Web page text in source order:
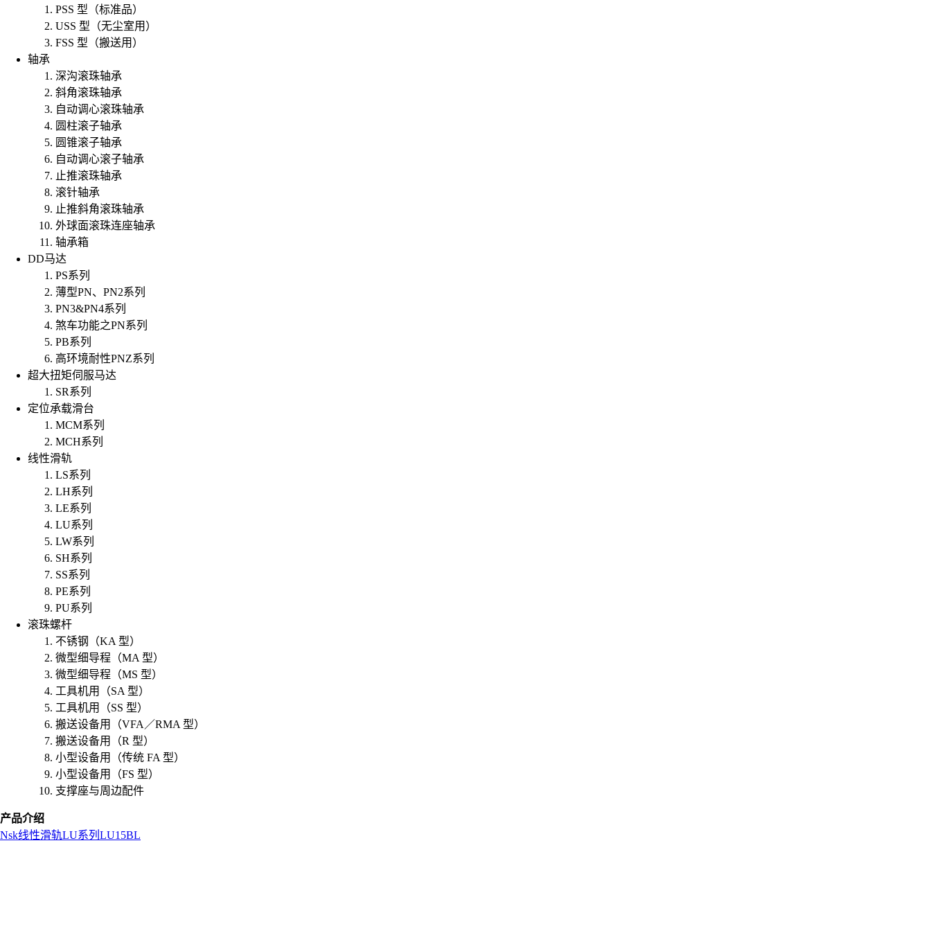
PSS 型（标准品）
USS 型（无尘室用）
FSS 型（搬送用）
轴承
深沟滚珠轴承
斜角滚珠轴承
自动调心滚珠轴承
圆柱滚子轴承
圆锥滚子轴承
自动调心滚子轴承
止推滚珠轴承
滚针轴承
止推斜角滚珠轴承
外球面滚珠连座轴承
轴承箱
DD马达
PS系列
薄型PN、PN2系列
PN3&PN4系列
煞车功能之PN系列
PB系列
高环境耐性PNZ系列
超大扭矩伺服马达
SR系列
定位承载滑台
MCM系列
MCH系列
线性滑轨
LS系列
LH系列
LE系列
LU系列
LW系列
SH系列
SS系列
PE系列
PU系列
滚珠螺杆
不锈钢（KA 型）
微型细导程（MA 型）
微型细导程（MS 型）
工具机用（SA 型）
工具机用（SS 型）
搬送设备用（VFA／RMA 型）
搬送设备用（R 型）
小型设备用（传统 FA 型）
小型设备用（FS 型）
支撑座与周边配件
产品介绍
Nsk线性滑轨LU系列 LU15BL